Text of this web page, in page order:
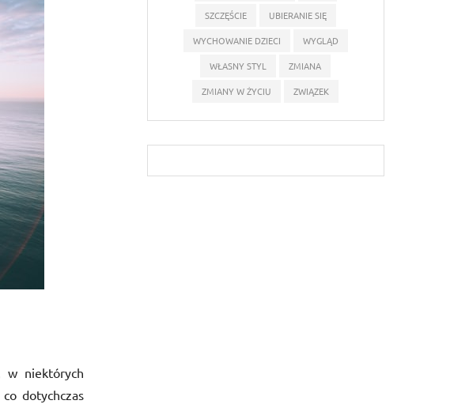
w niektórych
dotychczas
SZCZĘŚCIE
UBIERANIE SIĘ
WYCHOWANIE DZIECI
WYGLĄD
WŁASNY STYL
ZMIANA
ZMIANY W ŻYCIU
ZWIĄZEK